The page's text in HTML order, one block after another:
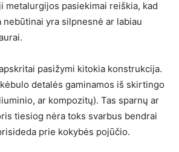
metalurgijos pasiekimai reiškia, kad
nebūtinai yra silpnesnė ar labiau
pasižymi kitokia konstrukcija.
detalės gaminamos iš skirtingo
ar kompozitų). Tas sparnų ar
tiesiog nėra toks svarbus bendrai
prie kokybės pojūčio.